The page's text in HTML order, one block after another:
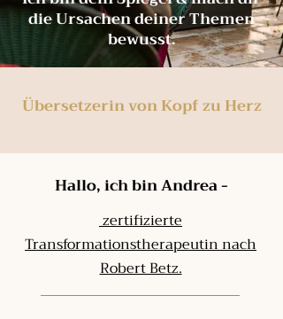
die Ursachen deiner Themen
bewusst.
Übersetzerin von Kopf zu Herz
Hallo, ich bin Andrea -
zertifizierte
Transformationstherapeutin nach
Robert Betz.